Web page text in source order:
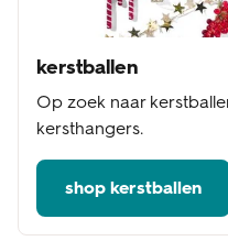
kerstballen
Op zoek naar
kersthangers.
shop kerstballen